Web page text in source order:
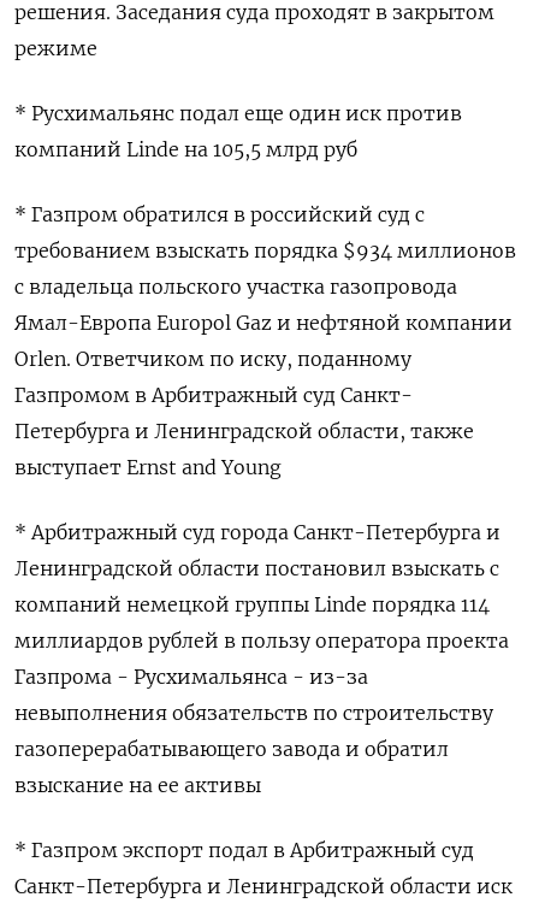
решения. Заседания суда проходят в закрытом
режиме
* Русхимальянс подал еще один иск против
компаний Linde на 105,5 млрд руб
* Газпром обратился в российский суд с
требованием взыскать порядка $934 миллионов
c владельца польского участка газопровода
Ямал-Европа Europol Gaz и нефтяной компании
Orlen. Ответчиком по иску, поданному
Газпромом в Арбитражный суд Санкт-
Петербурга и Ленинградской области, также
выступает Ernst and Young
* Арбитражный суд города Санкт-Петербурга и
Ленинградской области постановил взыскать с
компаний немецкой группы Linde порядка 114
миллиардов рублей в пользу оператора проекта
Газпрома - Русхимальянса - из-за
невыполнения обязательств по строительству
газоперерабатывающего завода и обратил
взыскание на ее активы
* Газпром экспорт подал в Арбитражный суд
Санкт-Петербурга и Ленинградской области иск